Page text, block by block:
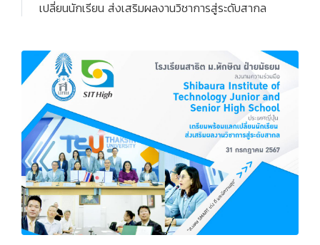
เปลี่ยนนักเรียน ส่งเสริมผลงานวิชาการสู่ระดับสากล